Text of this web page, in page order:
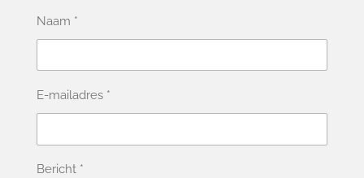
Naam *
E-mailadres *
Bericht *